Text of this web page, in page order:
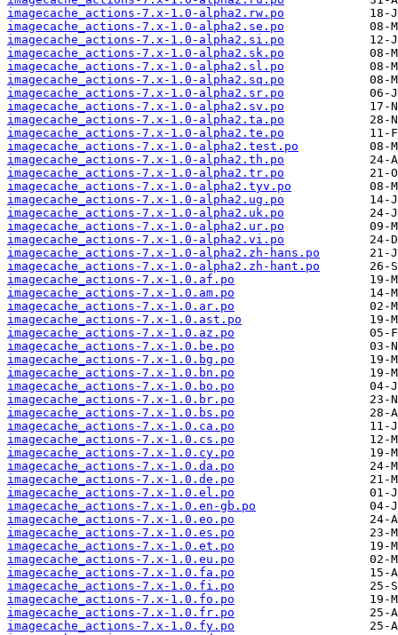
imagecache_actions-7.x-1.0-alpha2.rw.po
imagecache_actions-7.x-1.0-alpha2.se.po
imagecache_actions-7.x-1.0-alpha2.si.po
imagecache_actions-7.x-1.0-alpha2.sk.po
imagecache_actions-7.x-1.0-alpha2.sl.po
imagecache_actions-7.x-1.0-alpha2.sq.po
imagecache_actions-7.x-1.0-alpha2.sr.po
imagecache_actions-7.x-1.0-alpha2.sv.po
imagecache_actions-7.x-1.0-alpha2.ta.po
imagecache_actions-7.x-1.0-alpha2.te.po
imagecache_actions-7.x-1.0-alpha2.test.po
imagecache_actions-7.x-1.0-alpha2.th.po
imagecache_actions-7.x-1.0-alpha2.tr.po
imagecache_actions-7.x-1.0-alpha2.tyv.po
imagecache_actions-7.x-1.0-alpha2.ug.po
imagecache_actions-7.x-1.0-alpha2.uk.po
imagecache_actions-7.x-1.0-alpha2.ur.po
imagecache_actions-7.x-1.0-alpha2.vi.po
imagecache_actions-7.x-1.0-alpha2.zh-hans.po
imagecache_actions-7.x-1.0-alpha2.zh-hant.po
imagecache_actions-7.x-1.0.af.po
imagecache_actions-7.x-1.0.am.po
imagecache_actions-7.x-1.0.ar.po
imagecache_actions-7.x-1.0.ast.po
imagecache_actions-7.x-1.0.az.po
imagecache_actions-7.x-1.0.be.po
imagecache_actions-7.x-1.0.bg.po
imagecache_actions-7.x-1.0.bn.po
imagecache_actions-7.x-1.0.bo.po
imagecache_actions-7.x-1.0.br.po
imagecache_actions-7.x-1.0.bs.po
imagecache_actions-7.x-1.0.ca.po
imagecache_actions-7.x-1.0.cs.po
imagecache_actions-7.x-1.0.cy.po
imagecache_actions-7.x-1.0.da.po
imagecache_actions-7.x-1.0.de.po
imagecache_actions-7.x-1.0.el.po
imagecache_actions-7.x-1.0.en-gb.po
imagecache_actions-7.x-1.0.eo.po
imagecache_actions-7.x-1.0.es.po
imagecache_actions-7.x-1.0.et.po
imagecache_actions-7.x-1.0.eu.po
imagecache_actions-7.x-1.0.fa.po
imagecache_actions-7.x-1.0.fi.po
imagecache_actions-7.x-1.0.fo.po
imagecache_actions-7.x-1.0.fr.po
imagecache_actions-7.x-1.0.fy.po